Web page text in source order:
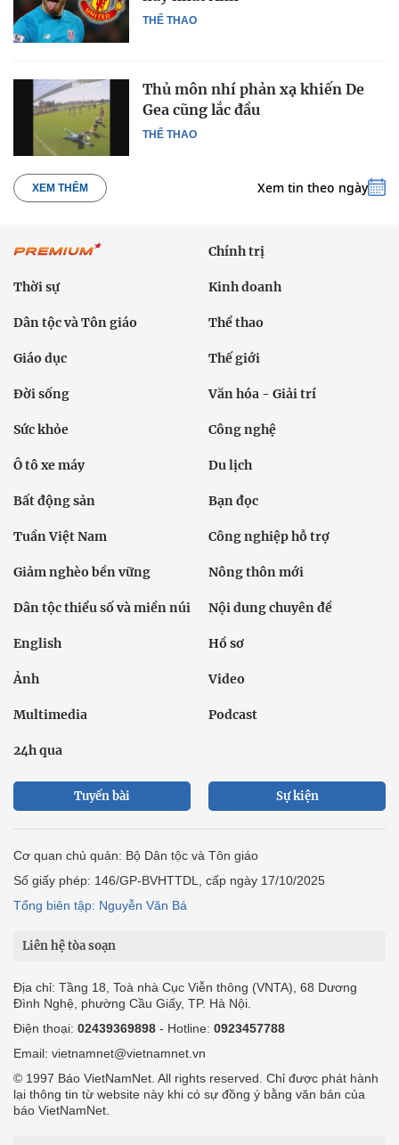
THỂ THAO
THỂ THAO
Thủ môn nhí phản xạ khiến De
Gea cũng lắc đầu
XEM THÊM Xem tin theo ngày
Chính trị
Thời sự Kinh doanh
Dân tộc và Tôn giáo Thể thao
Giáo dục Thế giới
Đời sống Văn hóa - Giải trí
Sức khỏe Công nghệ
Ô tô xe máy Du lịch
Bất động sản Bạn đọc
Tuần Việt Nam Công nghiệp hỗ trợ
Giảm nghèo bền vững Nông thôn mới
Dân tộc thiểu số và miền núi Nội dung chuyên đề
English Hồ sơ
Ảnh Video
Multimedia Podcast
24h qua
Tuyến bài Sự kiện
Cơ quan chủ quản: Bộ Dân tộc và Tôn giáo
Số giấy phép: 146/GP-BVHTTDL, cấp ngày 17/10/2025
Tổng biên tập: Nguyễn Văn Bá
Liên hệ tòa soạn
Địa chỉ: Tầng 18, Toà nhà Cục Viễn thông (VNTA), 68 Dương
Đình Nghệ, phường Cầu Giấy, TP. Hà Nội.
Điện thoại: 02439369898 - Hotline: 0923457788
Email: vietnamnet@vietnamnet.vn
© 1997 Báo VietNamNet. All rights reserved. Chỉ được phát hành
lại thông tin từ website này khi có sự đồng ý bằng văn bản của
báo VietNamNet.